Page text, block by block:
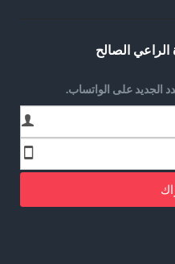
الراعي الصالح
الجديد على الواتساب.